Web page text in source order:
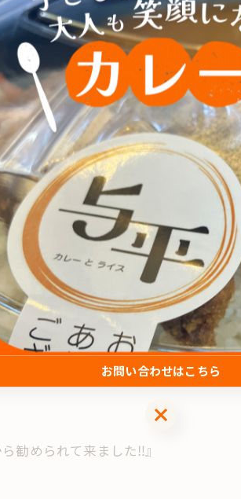
だきますー』
にて口コミをいただいておりますで
勧められて来ました‼︎』
お問い合わせはこちら
お問い合わせはこちら